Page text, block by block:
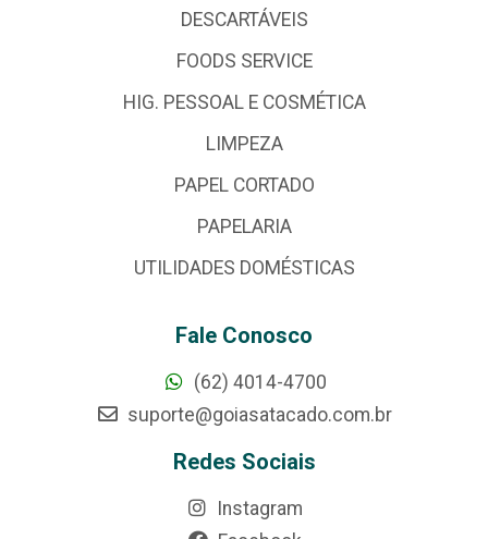
DESCARTÁVEIS
FOODS SERVICE
HIG. PESSOAL E COSMÉTICA
LIMPEZA
PAPEL CORTADO
PAPELARIA
UTILIDADES DOMÉSTICAS
Fale Conosco
(62) 4014-4700
suporte@goiasatacado.com.br
Redes Sociais
Instagram